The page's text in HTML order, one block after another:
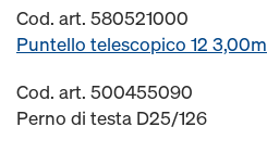
Cod. art. 580521000
Puntello telescopico 12 3,00m
Cod. art. 500455090
Perno di testa D25/126